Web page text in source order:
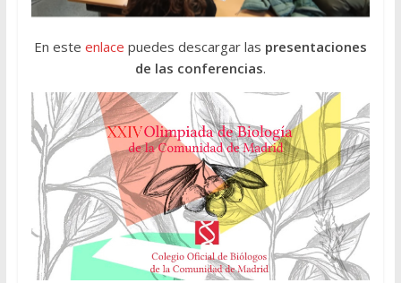
En este enlace puedes descargar las presentaciones
de las conferencias.